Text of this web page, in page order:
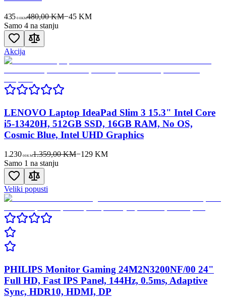
435 00KM480,00 KM−45 KM
Samo 4 na stanju
Akcija
LENOVO Laptop IdeaPad Slim 3 15.3" Intel Core
i5-13420H, 512GB SSD, 16GB RAM, No OS,
Cosmic Blue, Intel UHD Graphics
1.230 00KM1.359,00 KM−129KM
Samo 1 na stanju
Veliki popusti
PHILIPS Monitor Gaming 24M2N3200NF/00 24"
Full HD, Fast IPS Panel, 144Hz, 0.5ms, Adaptive
Sync, HDR10, HDMI, DP